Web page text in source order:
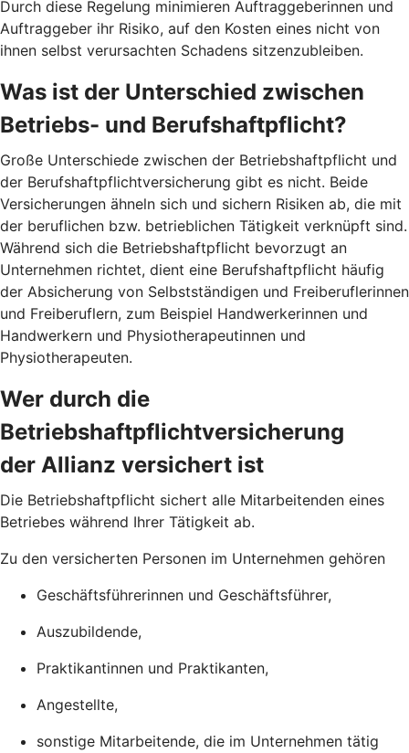
Durch diese Regelung minimieren Auftraggeberinnen und
Auftraggeber ihr Risiko, auf den Kosten eines nicht von
ihnen selbst verursachten Schadens sitzenzubleiben.
Was ist der Unterschied zwischen
Betriebs- und Berufshaftpflicht?
Große Unterschiede zwischen der Betriebshaftpflicht und
der Berufshaftpflichtversicherung gibt es nicht. Beide
Versicherungen ähneln sich und sichern Risiken ab, die mit
der beruflichen bzw. betrieblichen Tätigkeit verknüpft sind.
Während sich die Betriebshaftpflicht bevorzugt an
Unternehmen richtet, dient eine Berufshaftpflicht häufig
der Absicherung von Selbstständigen und Freiberuflerinnen
und Freiberuflern, zum Beispiel Handwerkerinnen und
Handwerkern und Physiotherapeutinnen und
Physiotherapeuten.
Wer durch die
Betriebshaftpflichtversicherung
der Allianz versichert ist
Die Betriebs­haftpflicht sichert alle Mitarbeitenden eines
Betriebes während Ihrer Tätigkeit ab.
Zu den versicherten Personen im Unternehmen gehören
Geschäftsführerinnen und Geschäftsführer,
Auszubildende,
Praktikantinnen und Praktikanten,
Angestellte,
sonstige Mitarbeitende, die im Unternehmen tätig